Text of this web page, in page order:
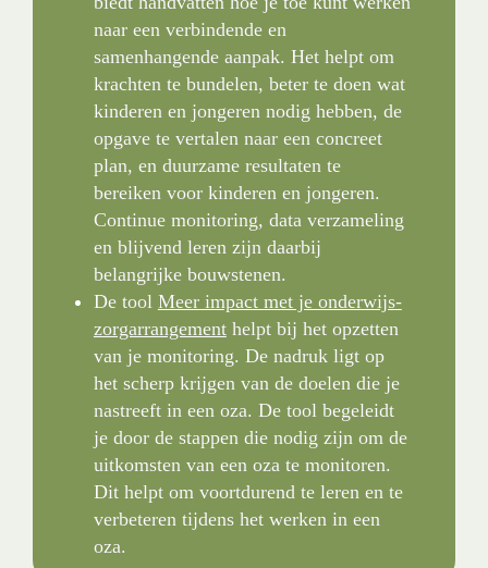
naar een verbindende en
samenhangende aanpak. Het helpt om
krachten te bundelen, beter te doen wat
kinderen en jongeren nodig hebben, de
opgave te vertalen naar een concreet
plan, en duurzame resultaten te
bereiken voor kinderen en jongeren.
Continue monitoring, data verzameling
en blijvend leren zijn daarbij
belangrijke bouwstenen.
De tool Meer impact met je onderwijs-
zorgarrangement helpt bij het opzetten
van je monitoring. De nadruk ligt op
het scherp krijgen van de doelen die je
nastreeft in een oza. De tool begeleidt
je door de stappen die nodig zijn om de
uitkomsten van een oza te monitoren.
Dit helpt om voortdurend te leren en te
verbeteren tijdens het werken in een
oza.